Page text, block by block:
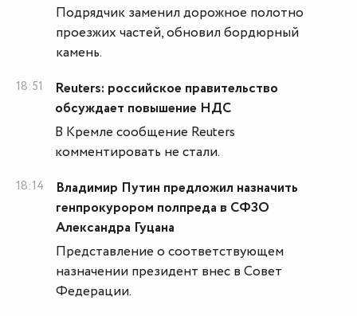
Подрядчик заменил дорожное полотно
проезжих частей, обновил бордюрный
камень.
18:51
Reuters: российское правительство
обсуждает повышение НДС
В Кремле сообщение Reuters
комментировать не стали.
18:14
Владимир Путин предложил назначить
генпрокурором полпреда в СФЗО
Александра Гуцана
Представление о соответствующем
назначении президент внес в Совет
Федерации.